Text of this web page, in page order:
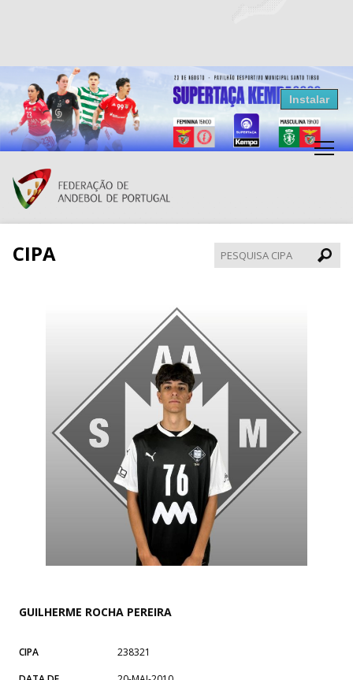
Resultados Andebol
Federação de Andebol de Portugal
Grátis - Disponivel na Play Store
Instalar
CIPA
CIPA
GUILHERME ROCHA PEREIRA
CIPA
238321